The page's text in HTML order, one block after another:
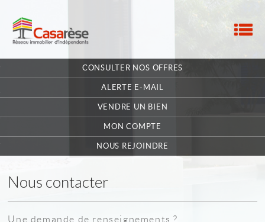
NOTRE RÉSEAU
MA SÉLECTION 0
CONSULTER NOS OFFRES
ALERTE E-MAIL
VENDRE UN BIEN
MON COMPTE
NOUS REJOINDRE
Nous contacter
Une demande de renseignements ?